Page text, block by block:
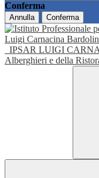
Conferma
Annulla Conferma
IPSAR LUIGI
Alberghieri e della